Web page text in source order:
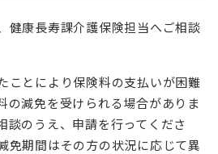
健康長寿課介護保険担当へご相談
ことにより保険料の支払いが困難
の減免を受けられる場合がありま
談のうえ、申請を行ってくださ
免期間はその方の状況に応じて異